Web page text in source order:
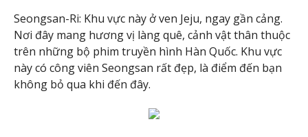
Seongsan-Ri: Khu vực này ở ven Jeju, ngay gần cảng.
Nơi đây mang hương vị làng quê, cảnh vật thân thuộc
trên những bộ phim truyền hình Hàn Quốc. Khu vực
này có công viên Seongsan rất đẹp, là điểm đến bạn
không bỏ qua khi đến đây.